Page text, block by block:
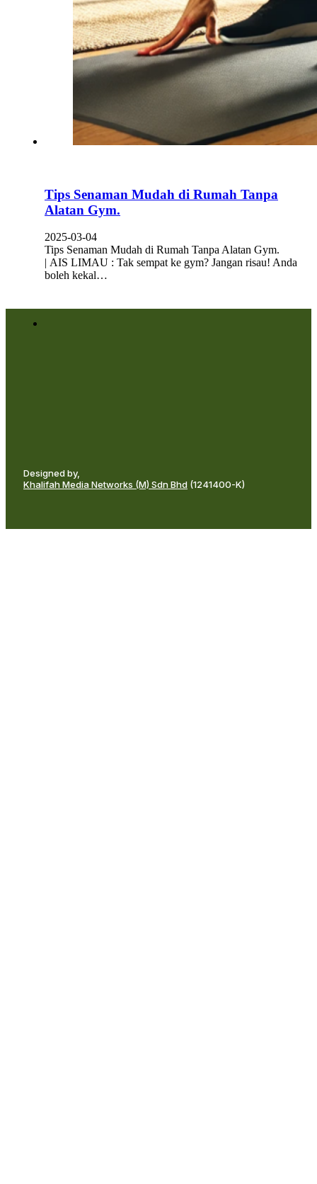
Tips Senaman Mudah di Rumah Tanpa
Alatan Gym.
2025-03-04
Tips Senaman Mudah di Rumah Tanpa Alatan Gym.
| AIS LIMAU : Tak sempat ke gym? Jangan risau! Anda
boleh kekal…
Designed by,
Khalifah Media Networks (M) Sdn Bhd (1241400-K)